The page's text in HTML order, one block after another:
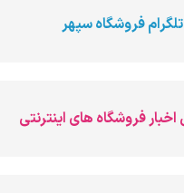
فروشگاه سپهر
فروشگاه های اینترنتی